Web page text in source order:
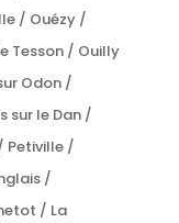
/ Ouézy /
Tesson / Ouilly
Odon /
sur le Dan /
Petiville /
/
/ La